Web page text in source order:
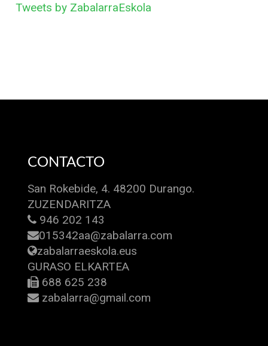
Tweets by ZabalarraEskola
CONTACTO
San Rokebide, 4. 48200 Durango.
ZUZENDARITZA
946 202 143
015342aa@zabalarra.com
zabalarraeskola.eus
GURASO ELKARTEA
688 625 238
zabalarra@gmail.com